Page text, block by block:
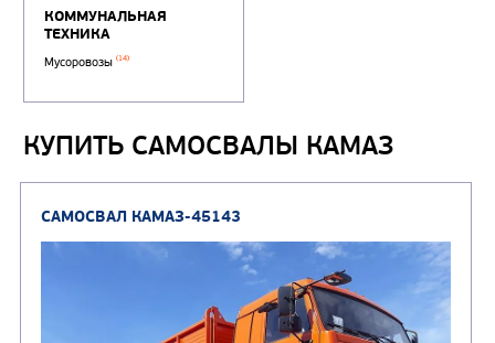
КУПИТЬ САМОСВАЛЫ КАМАЗ